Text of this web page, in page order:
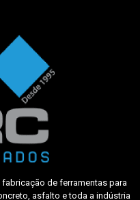
de ferramentas para
asfalto e toda a indústria